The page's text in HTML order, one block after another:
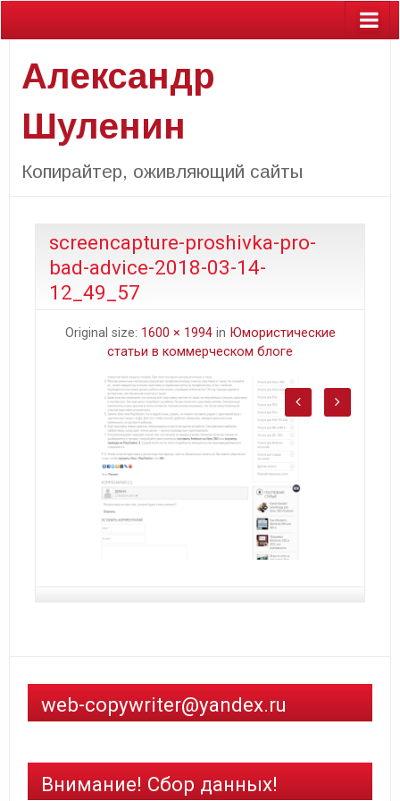
Александр
Шуленин
Копирайтер, оживляющий сайты
screencapture-proshivka-pro-
bad-advice-2018-03-14-
12_49_57
Original size: 1600 × 1994in Юмористические
статьи в коммерческом блоге
web-copywriter@yandex.ru
Внимание! Сбор данных!